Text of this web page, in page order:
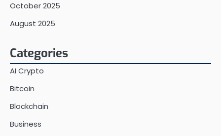
October 2025
August 2025
Categories
AI Crypto
Bitcoin
Blockchain
Business